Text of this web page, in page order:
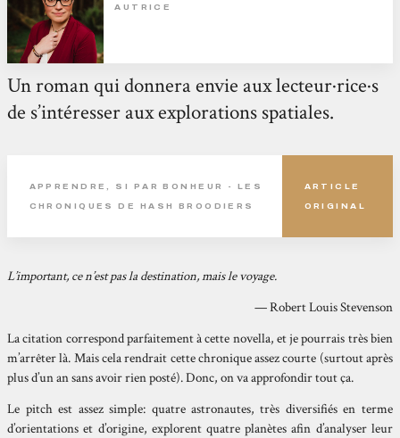
AUTRICE
Un roman qui donnera envie aux lecteur·rice·s
de s’intéresser aux explorations spatiales.
APPRENDRE, SI PAR BONHEUR - LES
CHRONIQUES DE HASH BROODIERS
ARTICLE
ORIGINAL
L’important, ce n’est pas la destination, mais le voyage.
— Robert Louis Stevenson
La citation correspond parfaitement à cette novella, et je pourrais très bien
m’arrêter là. Mais cela rendrait cette chronique assez courte (surtout après
plus d’un an sans avoir rien posté). Donc, on va approfondir tout ça.
Le pitch est assez simple: quatre astronautes, très diversifiés en terme
d’orientations et d’origine, explorent quatre planètes afin d’analyser leur